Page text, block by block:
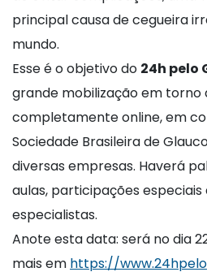
principal causa de cegueira
mundo.
Esse é o objetivo do 24h pelo
grande mobilização em torno
completamente online, em
Sociedade Brasileira de
diversas empresas. Haverá
aulas, participações
especialistas.
Anote esta data: será no dia
mais em https://